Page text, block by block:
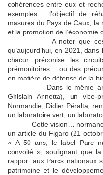
cohérences entre eux et
exemples : l’objectif de
masures du Pays de Caux, la
et la promotion de l’économie
A noter que ces
qu’aujourd’hui, en 2021,
chacun préconise les
prémonitoires… ou des
en matière de défense de la
Dans le même article
Ghislain Annetta), un vice-
Normandie, Didier Péralta,
un laboratoire vert, un
Cette vision… normande
un article du Figaro (21
« A 50 ans, le label Parc
convoité », soulignant que
rapport aux Parcs nationaux
patrimoine et le